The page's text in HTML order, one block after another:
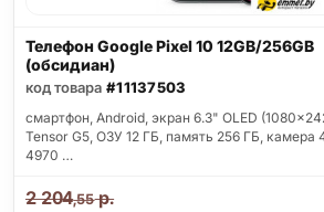
Телефон Google Pixel 10 12GB/256GB
(обсидиан)
код товара #11137503
смартфон, Android, экран 6.3" OLED
Tensor G5, ОЗУ 12 ГБ, память 256 ГБ, камера
4970 …
2 204,55р.